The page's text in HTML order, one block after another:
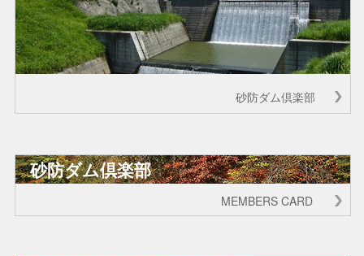
砂防ダム倶楽部
砂防ダム倶楽部
MEMBERS CARD